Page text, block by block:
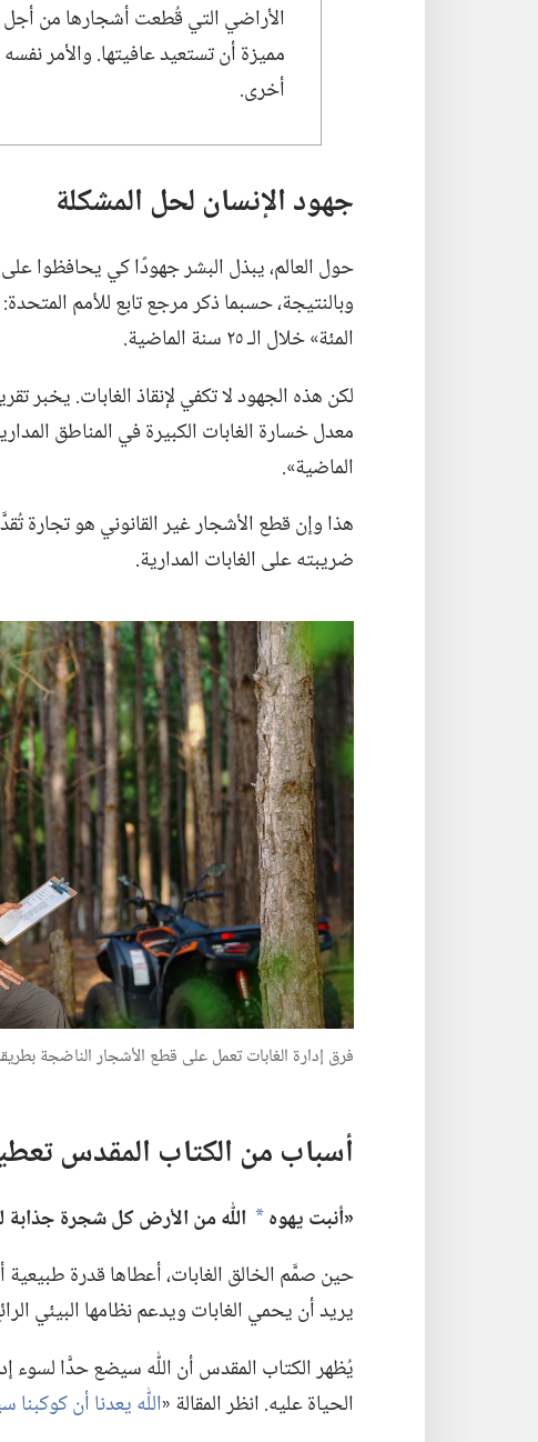
الأراضي التي قُطعت أشجارها من أجل
مميزة أن تستعيد عافيتها.‏ والأمر
أخرى.‏
جهود الإنسان لحل المشكلة
حول العالم،‏ يبذل البشر جهودًا كي يحافظوا
المئة» خلال الـ‍ ٢٥ سنة الماضية.‏
لكن هذه الجهود لا تكفي لإنقاذ الغابات.‏ يخبر
معدل خسارة الغابات الكبيرة في المناطق
الماضية».‏
هذا وإن قطع الأشجار غير القانوني هو تجارة
ضريبته على الغابات المدارية.‏
فرق إدارة الغابات تعمل على قطع الأشجار الناضجة
أسباب من الكتاب المقدس
‏«أنبت يهوه a اللّٰه من الأرض كل شجرة
حين صمَّم الخالق الغابات،‏ أعطاها قدرة طبيعية
يريد أن يحمي الغابات ويدعم نظامها البيئي
يُظهر الكتاب المقدس أن اللّٰه سيضع حدًّا لسوء
الحياة عليه.‏ انظر المقالة «‏اللّٰه يعدنا أن كوكبنا